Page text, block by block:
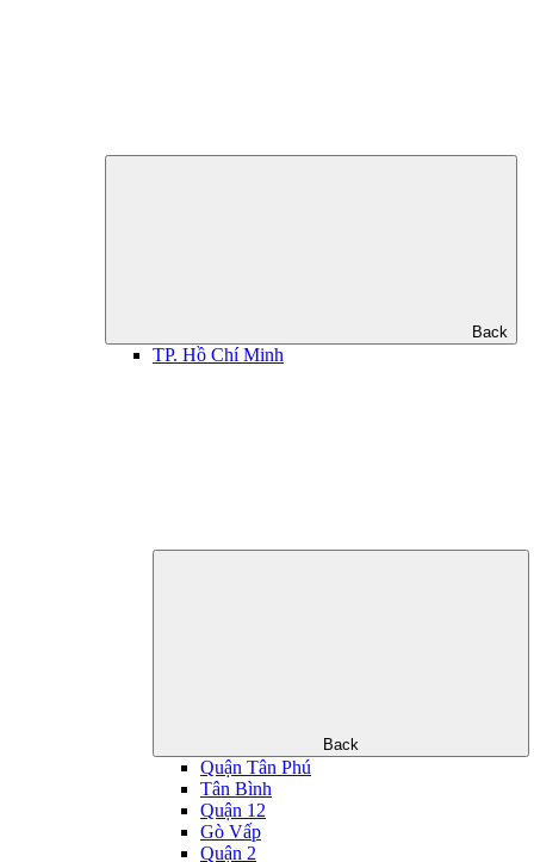
Back
TP. Hồ Chí Minh
Back
Quận Tân Phú
Tân Bình
Quận 12
Gò Vấp
Quận 2